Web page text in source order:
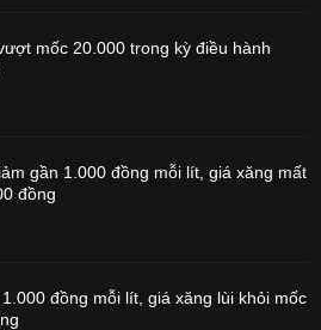
mốc 20.000 trong kỳ điều hành
gần 1.000 đồng mỗi lít, giá xăng mất
đồng
đồng mỗi lít, giá xăng lùi khỏi mốc